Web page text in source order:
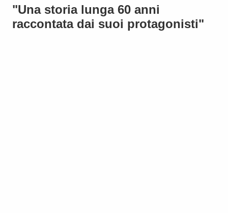
"Una storia lunga 60 anni
raccontata dai suoi protagonisti"